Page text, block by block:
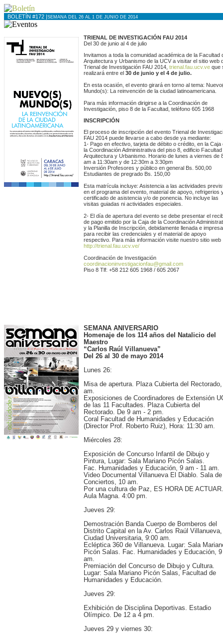
BOLETÍN #172 |SEMANA DEL 26 AL 1 DE JUNIO DE 2014
TRIENAL DE INVESTIGACIÓN FAU 2014
Del 30 de junio al 4 de julio
Invitamos a toda la comunidad académica de la Facultad
Arquitectura y Urbanismo de la UCV a visitar el sitio web
Trienal de Investigación FAU 2014, trienal.fau.ucv.ve que
realizará entre el 30 de junio y el 4 de julio.
En esta ocasión, el evento girará en torno al tema:
Mundo(s): La reinvención de la ciudad latinoamericana.
Para más información dirigirse a la Coordinación de
Investigación, piso 8 de la Facultad, teléfono 605 1968
INSCRIPCIÓN
El proceso de inscripción del evento Trienal de
FAU 2014 puede llevarse a cabo desde ya mediante:
1- Pago en efectivo, tarjeta de débito o crédito, en la Caja
la Coordinación Administrativa del piso 8, edificio Facultad
Arquitectura y Urbanismo. Horario de lunes a viernes de
am a 11:30am y de 12:30m a 3:30pm
Inversión Profesores y público en general Bs. 500,00
Estudiantes de pregrado Bs. 150,00
Esta matrícula incluye: Asistencia a las actividades
en el programa del evento, material de apoyo, refrigerios
certificado de asistencia y/o de ponencia. No incluye las
visitas guiadas ni actividades especiales.
2- El día de apertura del evento se debe presentar el
de pago emitido por la Caja de la Coordinación
y la Planilla de Inscripción, debidamente llenada e
para recibir las credenciales y el material de apoyo
respectivo. Para más información visite nuestro sitio web
http://trienal.fau.ucv.ve/
Coordinación de Investigación
coordinacioninvestigacionfau@gmail.com
Piso 8 Tlf: +58 212 605 1968 / 605 2067
SEMANA ANIVERSARIO
Homenaje de los 114 años del Natalicio del
Maestro
“Carlos Raúl Villanueva”
Del 26 al 30 de mayo 2014
Lunes 26:
Misa de apertura. Plaza Cubierta del Rectorado,
am.
Exposiciones de Coordinadores de Extensión
de las 11 Facultades. Plaza Cubierta del
Rectorado. De 9 am - 2 pm.
Coral Facultad de Humanidades y Educación
(Director Prof. Roberto Ruiz), Hora: 11:30 am.
Miércoles 28:
Exposición de Concurso Infantil de Dibujo y
Pintura, Lugar: Sala Mariano Picón Salas.
Fac. Humanidades y Educación, 9 am - 11 am.
Video Documental Villanueva El Diablo. Sala de
Conciertos, 10 am.
Por una cultura de Paz, ES HORA DE ACTUAR.
Aula Magna. 4:00 pm.
Jueves 29:
Demostración Banda Cuerpo de Bomberos del
Distrito Capital en la Av. Carlos Raúl Villanueva,
Ciudad Universitaria, 9:00 am.
Ecléptica 360 de Villanueva. Lugar: Sala
Picón Salas. Fac. Humanidades y Educación, 9
am.
Premiación del Concurso de Dibujo y Cultura.
Lugar: Sala Mariano Picón Salas, Facultad de
Humanidades y Educación.
Jueves 29:
Exhibición de Disciplina Deportivas. Estadio
Olímpico. De 12 a 4 pm.
Jueves 29 y viernes 30: